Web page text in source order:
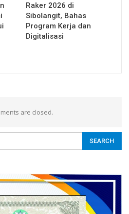
Raker 2026 di
Sibolangit, Bahas
Program Kerja dan
Digitalisasi
are closed.